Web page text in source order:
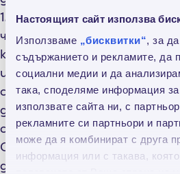
Настоящият сайт използва
Използваме „бисквитки“, за
съдържанието и рекламите, да
социални медии и да
така, споделяме информация
използвате сайта ни, с
рекламните си партньори и
може да я комбинират с друга
информация или с такава,
12. Така че ако ви
части от договор или друг
кредита, които са с
индикация за измама, като
съдебен ред може да искате
договора за
само предоставената ви
Съществуват хитрости
да ви предоставят